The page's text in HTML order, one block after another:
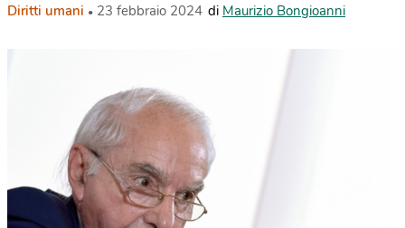
Diritti umani 23 febbraio 2024 di Maurizio Bongioanni